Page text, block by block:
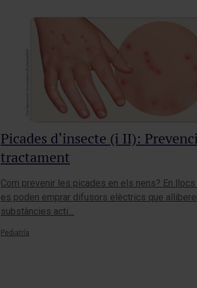
Picades d’insecte (i II):
tractament
Com prevenir les picades en els nens? En
es poden emprar difusors elèctrics que
substàncies acti…
Pediatría